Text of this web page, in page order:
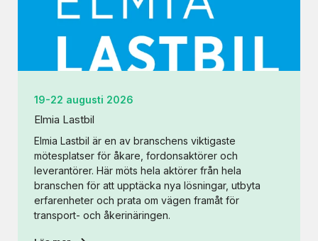
19-22 augusti 2026
Elmia Lastbil
Elmia Lastbil är en av branschens viktigaste
mötesplatser för åkare, fordonsaktörer och
leverantörer. Här möts hela aktörer från hela
branschen för att upptäcka nya lösningar, utbyta
erfarenheter och prata om vägen framåt för
transport- och åkerinäringen.